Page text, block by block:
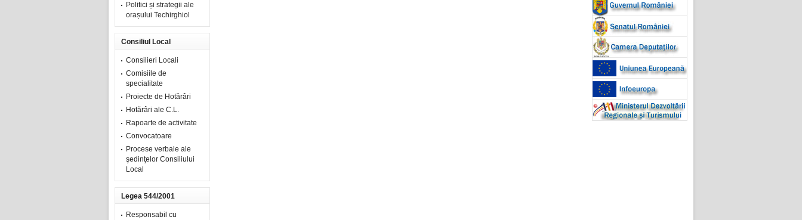
Politici și strategii ale
orașului Techirghiol
Consiliul Local
Consilieri Locali
Comisiile de
specialitate
Proiecte de Hotărâri
Hotărâri ale C.L.
Rapoarte de activitate
Convocatoare
Procese verbale ale
şedinţelor Consiliului
Local
Legea 544/2001
Responsabil cu